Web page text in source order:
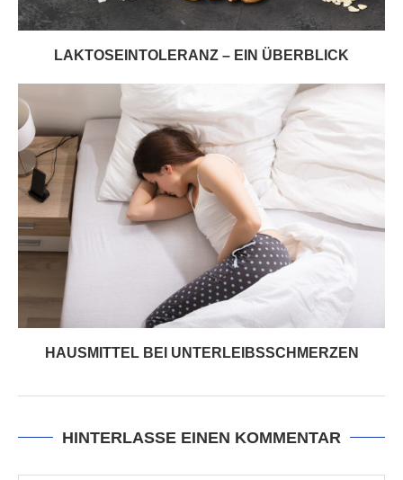
LAKTOSEINTOLERANZ – EIN ÜBERBLICK
HAUSMITTEL BEI UNTERLEIBSSCHMERZEN
HINTERLASSE EINEN KOMMENTAR